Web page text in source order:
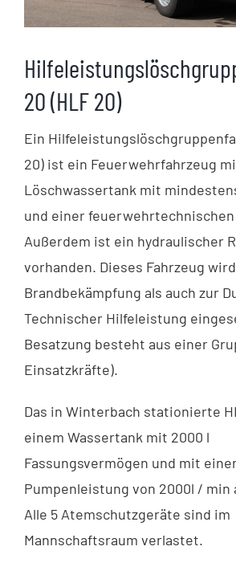
20 (HLF 20)
Ein
20) ist ein Feuerwehrfahrzeug
Löschwassertank mit
und einer feuerwehrtechnischen
Außerdem ist ein hydraulischer
vorhanden. Dieses Fahrzeug
Brandbekämpfung als auch zur
Technischer Hilfeleistung
Besatzung besteht aus einer
Einsatzkräfte).
Das in Winterbach stationierte
einem Wassertank mit 2000 l
Fassungsvermögen und mit
Pumpenleistung von 2000l /
Alle 5 Atemschutzgeräte sind im
Mannschaftsraum verlastet.